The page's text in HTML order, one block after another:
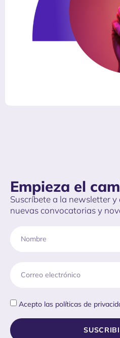
Empieza el
Suscríbete a la newsletter
nuevas convocatorias y
Acepto las políticas de